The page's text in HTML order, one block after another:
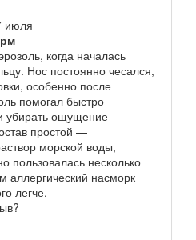
июля
когда началась
Нос постоянно чесался,
особенно после
помогал быстро
убирать ощущение
простой —
морской воды,
пользовалась несколько
аллергический насморк
легче.